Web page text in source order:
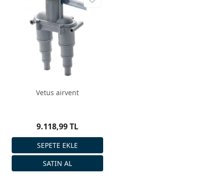
Vetus airvent
9.118,99 TL